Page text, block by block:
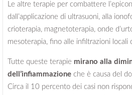
Le altre terapie per combattere
dall’applicazione di ultrasuoni, alla
crioterapia, magnetoterapia, onde
mesoterapia, fino alle infiltrazioni locali
Tutte queste terapie mirano alla
dell’infiammazioneche è causa del
Circa il 10 percento dei casi non